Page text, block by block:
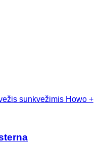
sunkvežimis Howo +